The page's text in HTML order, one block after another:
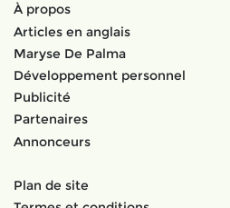
À propos
Articles en anglais
Maryse De Palma
Développement personnel
Publicité
Partenaires
Annonceurs
Plan de site